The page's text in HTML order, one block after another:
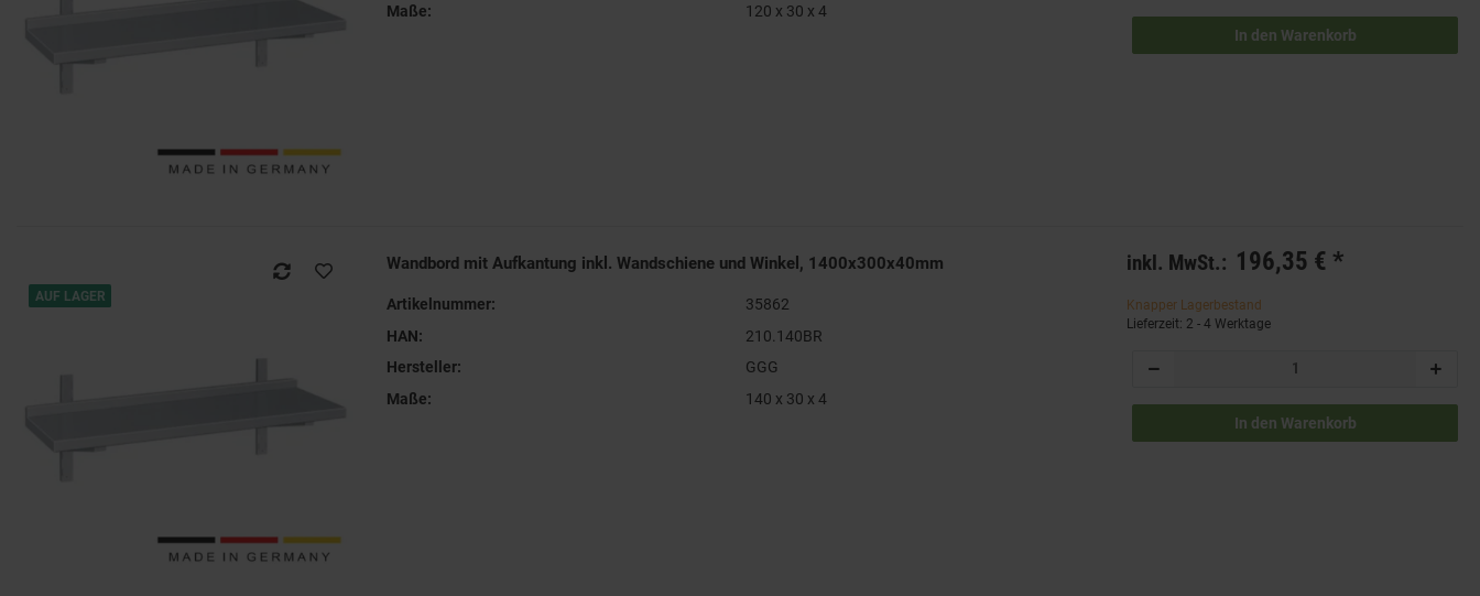
Maße:
120 x 30 x 4
In den Warenkorb
AUF LAGER
Wandbord mit Aufkantung inkl. Wandschiene und Winkel, 1400x300x40mm
Artikelnummer:
35862
HAN:
210.140BR
Hersteller:
GGG
Maße:
140 x 30 x 4
inkl. MwSt.: 196,35 € *
Knapper Lagerbestand
Lieferzeit: 2 - 4 Werktage
In den Warenkorb